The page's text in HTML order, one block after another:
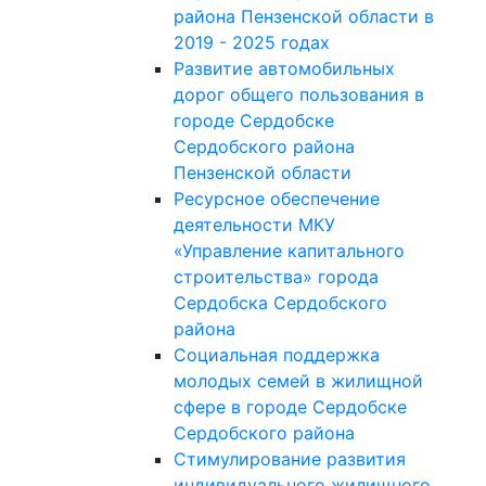
района Пензенской области в
2019 - 2025 годах
Развитие автомобильных
дорог общего пользования в
городе Сердобске
Сердобского района
Пензенской области
Ресурсное обеспечение
деятельности МКУ
«Управление капитального
строительства» города
Сердобска Сердобского
района
Социальная поддержка
молодых семей в жилищной
сфере в городе Сердобске
Сердобского района
Стимулирование развития